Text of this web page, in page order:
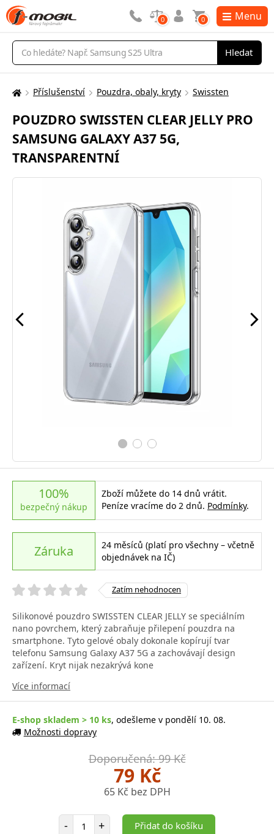
Vyhledávání
Hledat
0 0 Menu
Zde
nacházíte:
Příslušenství Pouzdra, obaly, kryty Swissten
POUZDRO SWISSTEN CLEAR JELLY PRO
SAMSUNG GALAXY A37 5G,
TRANSPARENTNÍ
100%
bezpečný nákup
Zboží můžete do 14 dnů vrátit.
Peníze vracíme do 2 dnů. Podmínky.
Záruka
24 měsíců (platí pro všechny – včetně
objednávek na IČ)
Zatím nehodnocen
Silikonové pouzdro SWISSTEN CLEAR JELLY se speciálním
nano povrchem, který zabraňuje přilepení pouzdra na
smartphone. Tyto gelové obaly dokonale kopírují tvar
telefonu Samsung Galaxy A37 5G a zachovávají design
zařízení. Kryt nijak nezakrývá kone
Více informací
E-shop skladem > 10 ks, odešleme v pondělí 10. 08.
Možnosti dopravy
Doporučená: 99 Kč
79 Kč
65 Kč bez DPH
- Počet položek
+ Přidat do košíku